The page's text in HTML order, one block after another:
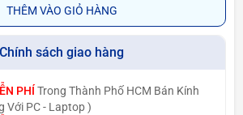
THÊM VÀO GIỎ HÀNG
Chính sách giao hàng
PHÍ Trong Thành Phố HCM Bán Kính
Với PC - Laptop )